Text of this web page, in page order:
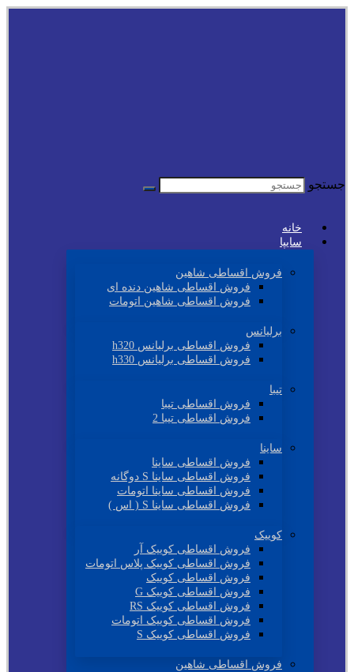
جستجو
خانه
سایپا
فروش اقساطی شاهین
فروش اقساطی شاهین دنده ای
فروش اقساطی شاهین اتومات
برلیانس
فروش اقساطی برلیانس h320
فروش اقساطی برلیانس h330
تیبا
فروش اقساطی تیبا
فروش اقساطی تیبا 2
ساینا
فروش اقساطی ساینا
فروش اقساطی ساینا S دوگانه
فروش اقساطی ساینا اتومات
فروش اقساطی ساینا S ( اس )
کوییک
فروش اقساطی کوییک آر
فروش اقساطی کوییک پلاس اتومات
فروش اقساطی کوییک
فروش اقساطی کوییک G
فروش اقساطی کوییک RS
فروش اقساطی کوییک اتومات
فروش اقساطی کوییک S
فروش اقساطی شاهین